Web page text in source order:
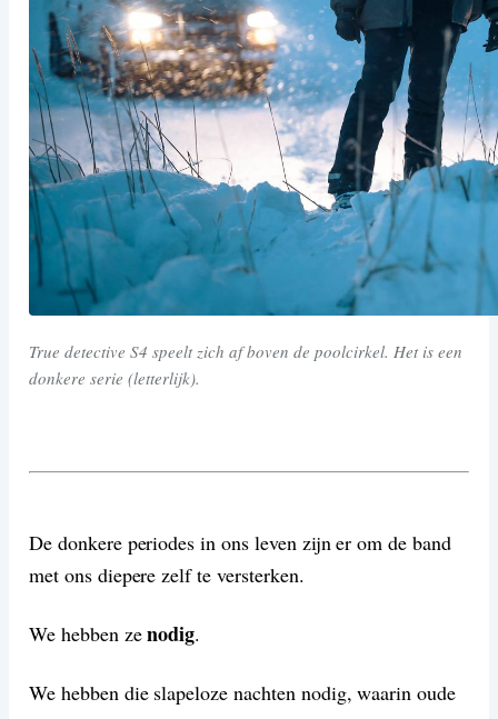
True detective S4 speelt zich af boven de poolcirkel. Het is een
donkere serie (letterlijk).
De donkere periodes in ons leven zijn er om de band
met ons diepere zelf te versterken.
We hebben zenodig.
We hebben die slapeloze nachten nodig, waarin oude